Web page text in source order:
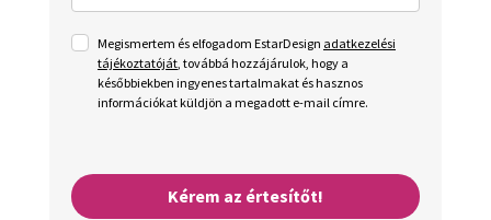
Megismertem és elfogadom EstarDesign adatkezelési
tájékoztatóját, továbbá hozzájárulok, hogy a
későbbiekben ingyenes tartalmakat és hasznos
információkat küldjön a megadott e-mail címre.
Kérem az értesítőt!